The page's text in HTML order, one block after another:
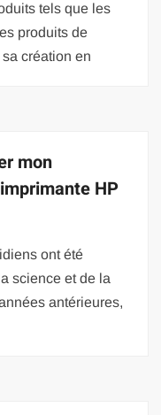
tels que les
produits de
création en
mon
HP
ont été
science et de la
antérieures,